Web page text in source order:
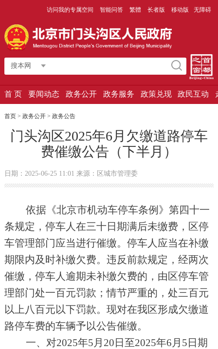
访问我的专属空间 智能问答 繁體 长者版 移动版 无障碍
搜本网
首 页 要闻动态 政务公开 政务服务 政策兑现 政民互动
首页> 政务公开> 政务公告
门头沟区2025年6月欠缴道路停车
费催缴公告（下半月）
日期：2025-06-25 11:01 来源：区城市管理委
依据《北京市机动车停车条例》第四十一
条规定，停车人在三十日期满后未缴费，区停
车管理部门应当进行催缴。停车人应当在补缴
期限内及时补缴欠费。违反前款规定，经两次
催缴，停车人逾期未补缴欠费的，由区停车管
理部门处一百元罚款；情节严重的，处三百元
以上八百元以下罚款。现对在我区形成欠缴道
路停车费的车辆予以公告催缴。
一、对2025年5月20日至2025年6月5日期